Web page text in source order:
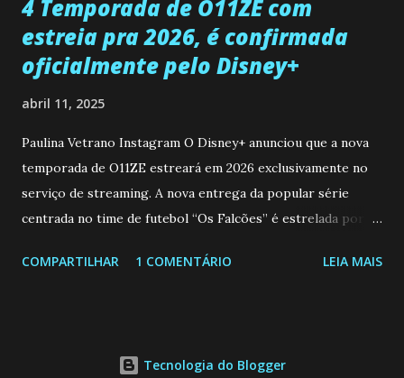
4 Temporada de O11ZE com
estreia pra 2026, é confirmada
oficialmente pelo Disney+
abril 11, 2025
Paulina Vetrano Instagram O Disney+ anunciou que a nova
temporada de O11ZE estreará em 2026 exclusivamente no
serviço de streaming. A nova entrega da popular série
centrada no time de futebol “Os Falcões” é estrelada por
Brum (Dedé), que voltam a interpretar seus personagens
atleta Sergio “Kun” Agüero, além de outras figuras de
COMPARTILHAR 1 COMENTÁRIO LEIA MAIS
Tecnologia do Blogger